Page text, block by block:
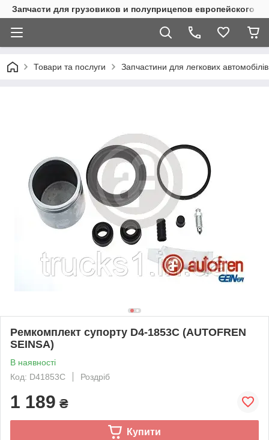
Запчасти для грузовиков и полуприцепов европейского
Товари та послуги Запчастини для легкових автомобілів
Ремкомплект супорту D4-1853C (AUTOFREN
SEINSA)
В наявності
Код: D41853C
Роздріб
1 189 ₴
Купити